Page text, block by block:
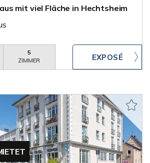
mit viel Fläche in Hechtsheim
5
ZIMMER